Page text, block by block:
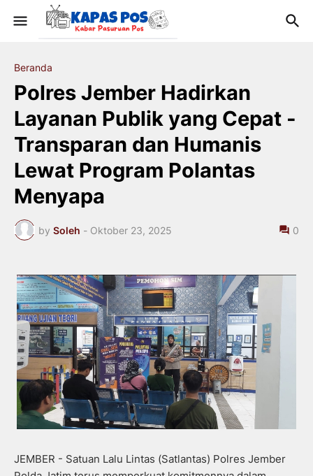
Beranda
Polres Jember Hadirkan
Layanan Publik yang Cepat -
Transparan dan Humanis
Lewat Program Polantas
Menyapa
by Soleh - Oktober 23, 2025 0
JEMBER - Satuan Lalu Lintas (Satlantas) Polres Jember